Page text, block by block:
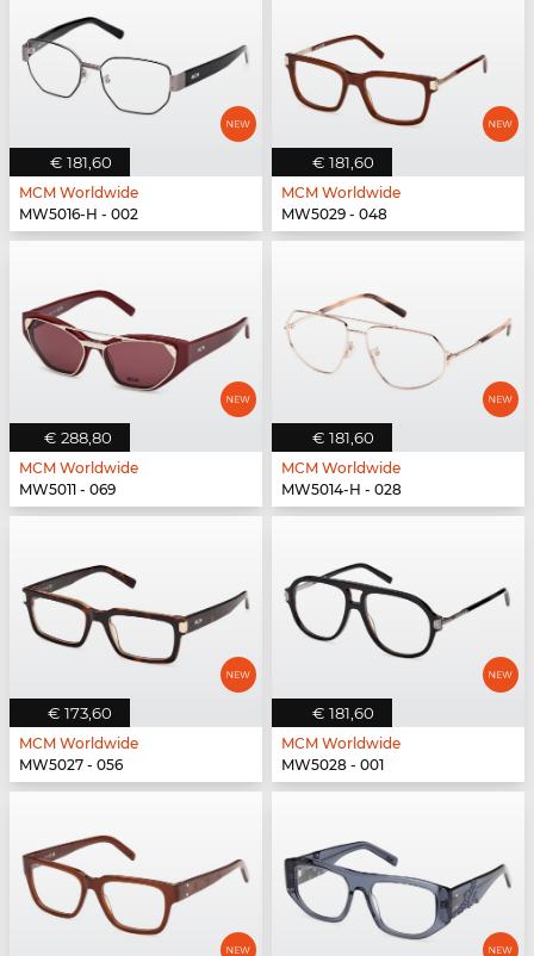
€ 181,60
MCM Worldwide
MW5016-H - 002
€ 181,60
MCM Worldwide
MW5029 - 048
€ 288,80
MCM Worldwide
MW5011 - 069
€ 181,60
MCM Worldwide
MW5014-H - 028
€ 173,60
MCM Worldwide
MW5027 - 056
€ 181,60
MCM Worldwide
MW5028 - 001